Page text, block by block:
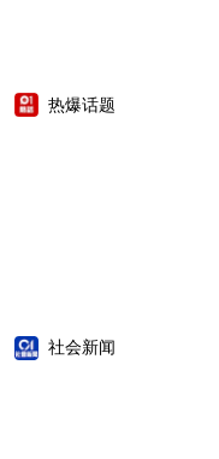
热爆话题
社会新闻